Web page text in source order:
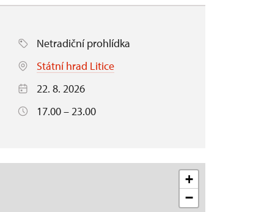
Netradiční prohlídka
Státní hrad Litice
22. 8. 2026
17.00 – 23.00
+
−